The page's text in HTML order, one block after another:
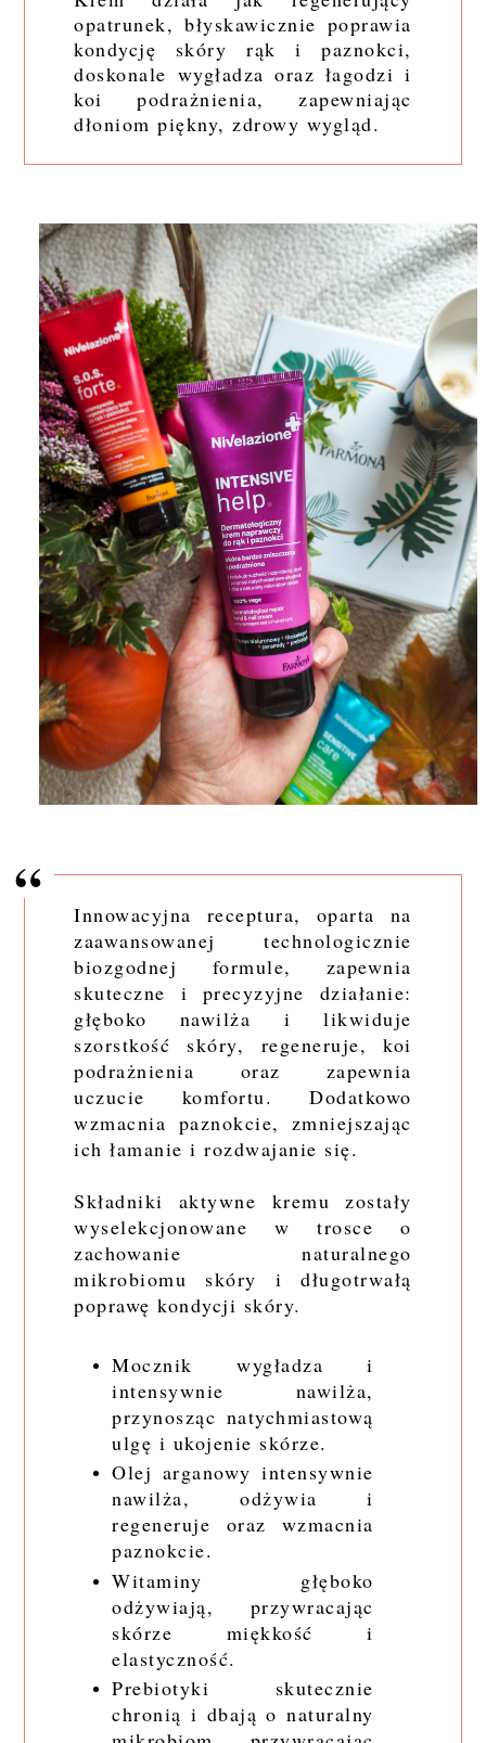
opatrunek, błyskawicznie poprawia
kondycję skóry rąk i paznokci,
doskonale wygładza oraz łagodzi i
koi podrażnienia, zapewniając
dłoniom piękny, zdrowy wygląd.
Innowacyjna receptura, oparta na
zaawansowanej technologicznie
biozgodnej formule, zapewnia
skuteczne i precyzyjne działanie:
głęboko nawilża i likwiduje
szorstkość skóry, regeneruje, koi
podrażnienia oraz zapewnia
uczucie komfortu. Dodatkowo
wzmacnia paznokcie, zmniejszając
ich łamanie i rozdwajanie się.
Składniki aktywne kremu zostały
wyselekcjonowane w trosce o
zachowanie naturalnego
mikrobiomu skóry i długotrwałą
poprawę kondycji skóry.
Mocznik wygładza i
intensywnie nawilża,
przynosząc natychmiastową
ulgę i ukojenie skórze.
Olej arganowy intensywnie
nawilża, odżywia i
regeneruje oraz wzmacnia
paznokcie.
Witaminy głęboko
odżywiają, przywracając
skórze miękkość i
elastyczność.
Prebiotyki skutecznie
chronią i dbają o naturalny